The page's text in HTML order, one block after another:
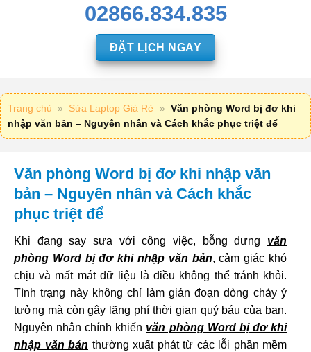
02866.834.835
ĐẶT LỊCH NGAY
Trang chủ » Sửa Laptop Giá Rẻ » Văn phòng Word bị đơ khi
nhập văn bản – Nguyên nhân và Cách khắc phục triệt để
Văn phòng Word bị đơ khi nhập văn
bản – Nguyên nhân và Cách khắc
phục triệt để
Khi đang say sưa với công việc, bỗng dưng văn
phòng Word bị đơ khi nhập văn bản, cảm giác khó
chịu và mất mát dữ liệu là điều không thể tránh khỏi.
Tình trạng này không chỉ làm gián đoạn dòng chảy ý
tưởng mà còn gây lãng phí thời gian quý báu của bạn.
Nguyên nhân chính khiến văn phòng Word bị đơ khi
nhập văn bản thường xuất phát từ các lỗi phần mềm